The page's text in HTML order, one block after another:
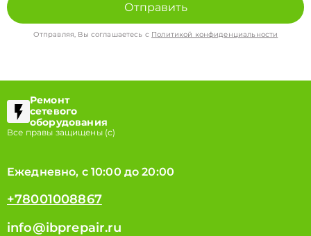
Отправить
Отправляя, Вы соглашаетесь с Политикой конфиденциальности
Ремонт
сетевого
оборудования
Все правы защищены (с)
Ежедневно, с 10:00 до 20:00
+78001008867
info@ibprepair.ru